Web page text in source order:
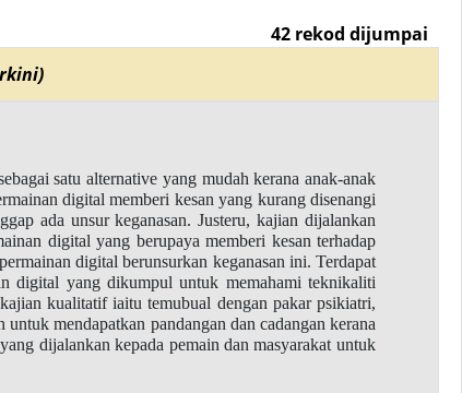
42 rekod dijumpai
satu alternative yang mudah kerana anak-anak
digital memberi kesan yang kurang disenangi
ada unsur keganasan. Justeru, kajian dijalankan
digital yang berupaya memberi kesan terhadap
digital berunsurkan keganasan ini. Terdapat
digital yang dikumpul untuk memahami teknikaliti
kualitatif iaitu temubual dengan pakar psikiatri,
mendapatkan pandangan dan cadangan kerana
dijalankan kepada pemain dan masyarakat untuk